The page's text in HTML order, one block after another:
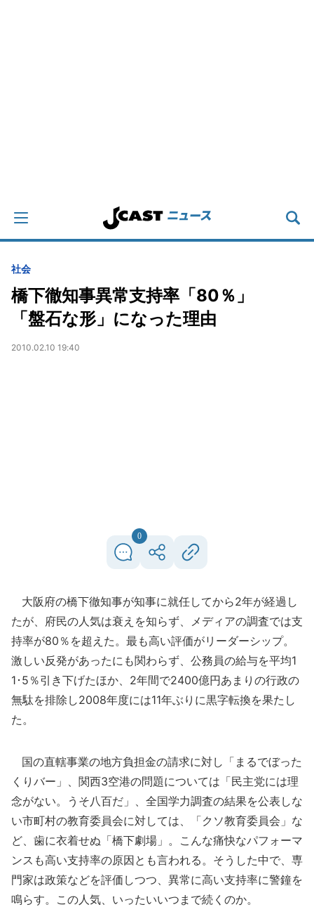
社会
橋下徹知事異常支持率「80％」
「盤石な形」になった理由
2010.02.10 19:40
0
大阪府の橋下徹知事が知事に就任してから2年が経過し
たが、府民の人気は衰えを知らず、メディアの調査では支
持率が80％を超えた。最も高い評価がリーダーシップ。
激しい反発があったにも関わらず、公務員の給与を平均1
1･5％引き下げたほか、2年間で2400億円あまりの行政の
無駄を排除し2008年度には11年ぶりに黒字転換を果たし
た。
国の直轄事業の地方負担金の請求に対し「まるでぼった
くりバー」、関西3空港の問題については「民主党には理
念がない。うそ八百だ」、全国学力調査の結果を公表しな
い市町村の教育委員会に対しては、「クソ教育委員会」な
ど、歯に衣着せぬ「橋下劇場」。こんな痛快なパフォーマ
ンスも高い支持率の原因とも言われる。そうした中で、専
門家は政策などを評価しつつ、異常に高い支持率に警鐘を
鳴らす。この人気、いったいいつまで続くのか。